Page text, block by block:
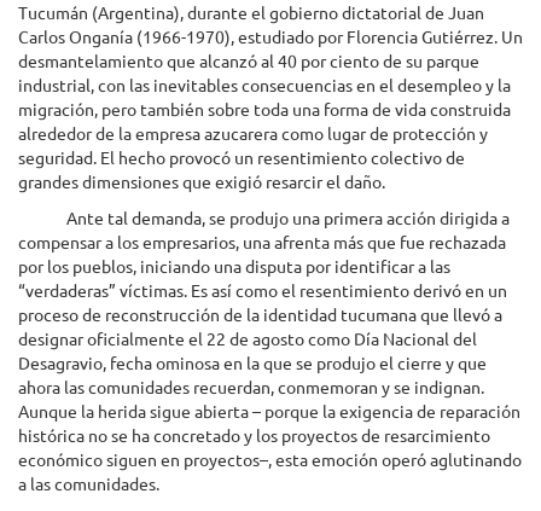
Tucumán (Argentina), durante el gobierno dictatorial de Juan
Carlos Onganía (1966-1970), estudiado por Florencia Gutiérrez. Un
desmantelamiento que alcanzó al 40 por ciento de su parque
industrial, con las inevitables consecuencias en el desempleo y la
migración, pero también sobre toda una forma de vida construida
alrededor de la empresa azucarera como lugar de protección y
seguridad. El hecho provocó un resentimiento colectivo de
grandes dimensiones que exigió resarcir el daño.
Ante tal demanda, se produjo una primera acción dirigida a
compensar a los empresarios, una afrenta más que fue rechazada
por los pueblos, iniciando una disputa por identificar a las
“verdaderas” víctimas. Es así como el resentimiento derivó en un
proceso de reconstrucción de la identidad tucumana que llevó a
designar oficialmente el 22 de agosto como Día Nacional del
Desagravio, fecha ominosa en la que se produjo el cierre y que
ahora las comunidades recuerdan, conmemoran y se indignan.
Aunque la herida sigue abierta – porque la exigencia de reparación
histórica no se ha concretado y los proyectos de resarcimiento
económico siguen en proyectos–, esta emoción operó aglutinando
a las comunidades.